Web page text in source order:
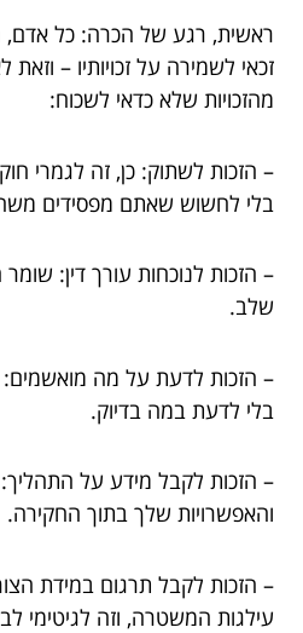
ראשית, רגע של הכרה: כל אדם,
זכאי לשמירה על זכויותיו –
מהזכויות שלא כדאי לשכוח:
– הזכות לשתוק: כן, זה לגמרי
בלי לחשוש שאתם מפסידים
– הזכות לנוכחות עורך דין: שומר
שלב.
– הזכות לדעת על מה
בלי לדעת במה בדיוק.
– הזכות לקבל מידע על
והאפשרויות שלך בתוך החקירה.
– הזכות לקבל תרגום במידת
עילגות המשטרה, וזה לגיטימי